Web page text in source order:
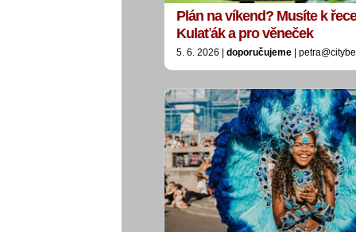
Plán na víkend? Musíte k
Kulaťák a pro věneček
5. 6. 2026 | doporučujeme |